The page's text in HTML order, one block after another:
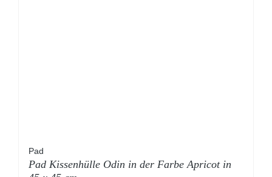
Pad
Pad Kissenhülle Odin in der Farbe Apricot in